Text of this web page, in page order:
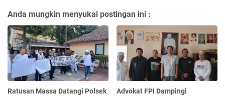
Anda mungkin menyukai postingan ini :
Ratusan Massa Datangi Polsek
Advokat FPI Dampingi